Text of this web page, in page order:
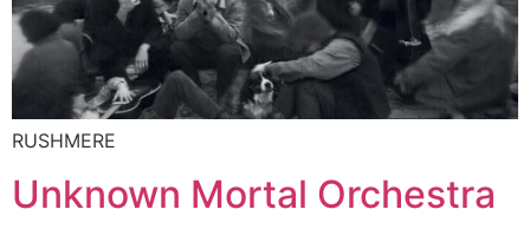
RUSHMERE
Unknown Mortal Orchestra